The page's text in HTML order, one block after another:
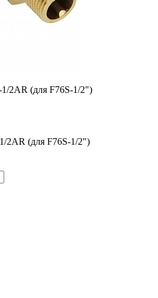
2AR (для F76S-1/2")
2AR (для F76S-1/2")